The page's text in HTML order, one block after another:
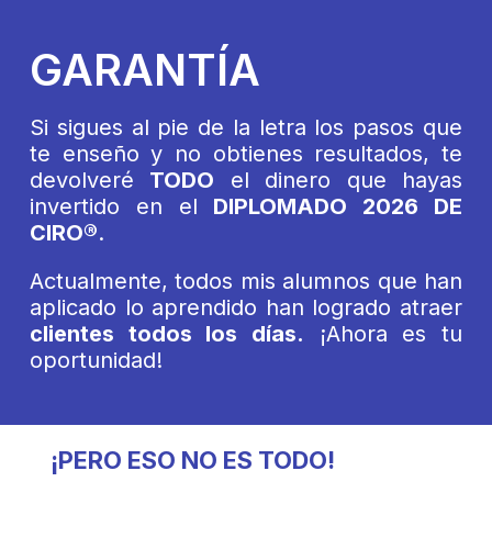
GARANTÍA
Si sigues al pie de la letra los pasos que
te enseño y no obtienes resultados, te
devolveré TODO el dinero que hayas
invertido en el DIPLOMADO 2026 DE
CIRO®.
Actualmente, todos mis alumnos que han
aplicado lo aprendido han logrado atraer
clientes todos los días. ¡Ahora es tu
oportunidad!
¡PERO ESO NO ES TODO!